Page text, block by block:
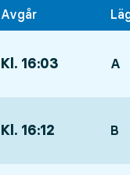
Avgår
Kl. 16:03 A
Kl. 16:12 B